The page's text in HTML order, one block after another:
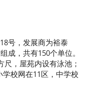
号，发展商为裕泰
成，共有150个单位。
，屋苑内设有泳池；
校网在11区，中学校